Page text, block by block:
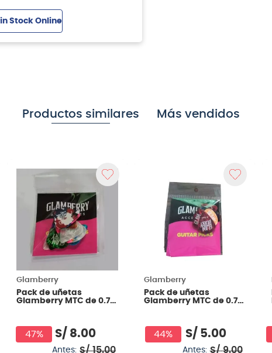
Stock Online
Productos similares Más vendidos
Glamberry
Pack de uñetas
Glamberry MTC de 0.7
47% S/ 8.00
Antes: S/ 15.00
Glamberry
Pack de uñetas
Glamberry MTC de 0.7
44% S/ 5.00
Antes: S/ 9.00